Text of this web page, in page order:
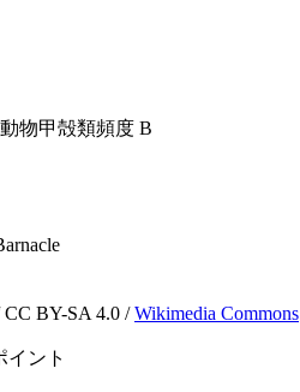
物甲殻類頻度 B
CC BY-SA 4.0 / Wikimedia Commons
イント